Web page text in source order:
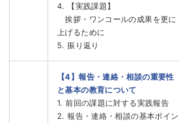
4. 【実践課題】
挨拶・ワンコールの成果を更に
上げるために
5. 振り返り
【4】報告・連絡・相談の重要性
と基本の教育について
1. 前回の課題に対する実践報告
2. 報告・連絡・相談の基本ポイン